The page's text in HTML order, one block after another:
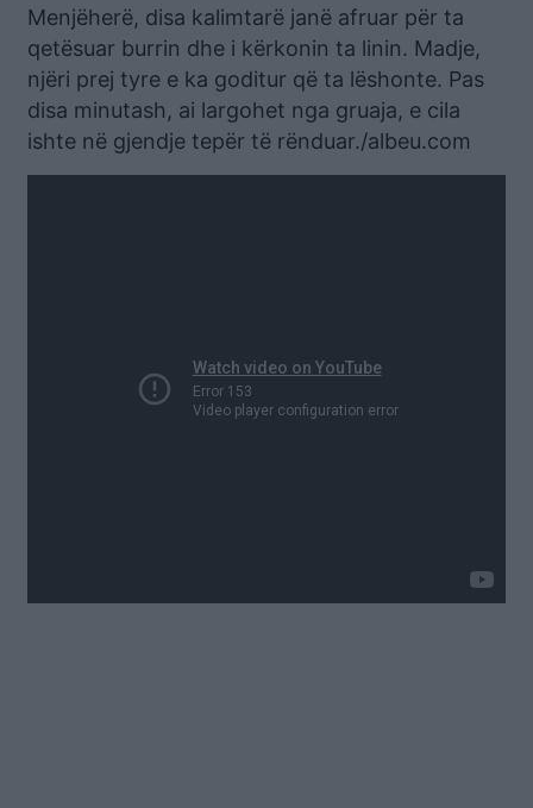
Menjëherë, disa kalimtarë janë afruar për ta
qetësuar burrin dhe i kërkonin ta linin. Madje,
njëri prej tyre e ka goditur që ta lëshonte. Pas
disa minutash, ai largohet nga gruaja, e cila
ishte në gjendje tepër të rënduar./albeu.com